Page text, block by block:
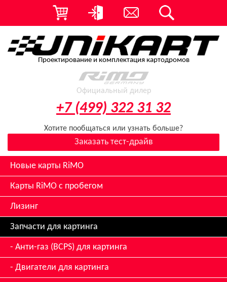
Проектирование и комплектация картодромов
Официальный дилер
+7 (499) 322 31 32
Хотите пообщаться или узнать больше?
Заказать тест-драйв
Новые карты RiMO
Карты RiMO с пробегом
Лизинг
Запчасти для картинга
Анти-газ (BCPS) для картинга
Двигатели для картинга